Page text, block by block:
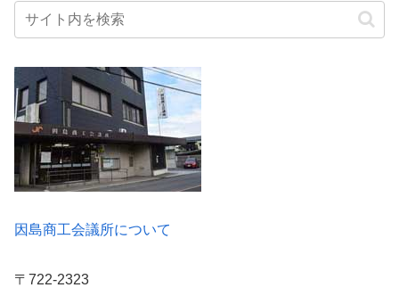
因島商工会議所について
〒722-2323